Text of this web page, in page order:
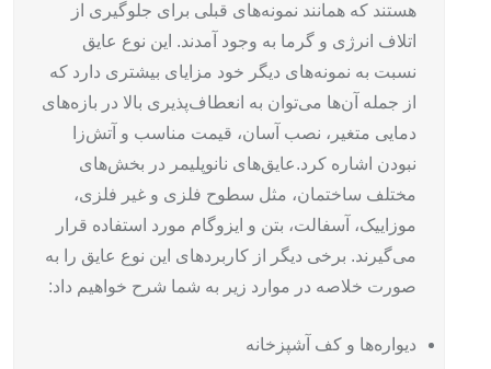
هستند که همانند نمونه‌های قبلی برای جلوگیری از
اتلاف انرژی و گرما به وجود آمدند. این نوع عایق
نسبت به نمونه‌های دیگر خود مزایای بیشتری دارد که
از جمله آن‌ها می‌توان به انعطاف‌پذیری بالا در بازه‌های
دمایی متغیر، نصب آسان، قیمت مناسب و آتش‌زا
نبودن اشاره کرد.عایق‌های نانوپلیمر در بخش‌های
مختلف ساختمان، مثل سطوح فلزی و غیر فلزی،
موزاییک، آسفالت، بتن و ایزوگام مورد استفاده قرار
می‌گیرند. برخی دیگر از کاربردهای این نوع عایق را به
صورت خلاصه در موارد زیر به شما شرح خواهیم داد:
دیواره‌ها و کف آشپزخانه